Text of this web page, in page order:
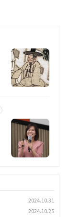
2024.10.31
2024.10.25